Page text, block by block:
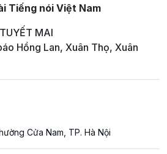
Tiếng nói Việt Nam
MAI
Hồng Lan, Xuân Thọ, Xuân
Cửa Nam, TP. Hà Nội